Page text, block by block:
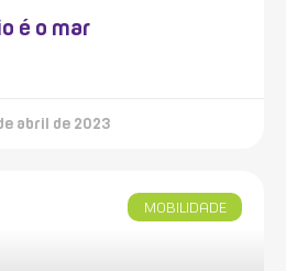
é o mar
abril de 2023
MOBILIDADE